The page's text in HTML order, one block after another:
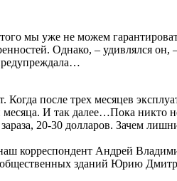
мы уже не можем
Однако, – удивлялся он,
после трех месяцев
И так далее…Пока никто
20-30 долларов. Зачем
корреспондент Андрей
зданий Юрию